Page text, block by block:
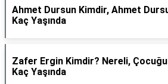
Ahmet Dursun Kimdir, Ahmet
Kaç Yaşında
Zafer Ergin Kimdir? Nereli, Çocuğu
Kaç Yaşında